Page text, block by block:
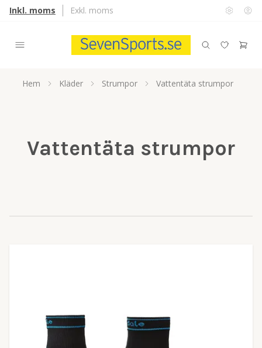
Inkl. moms Exkl. moms
Hem Kläder Strumpor Vattentäta strumpor
Vattentäta strumpor